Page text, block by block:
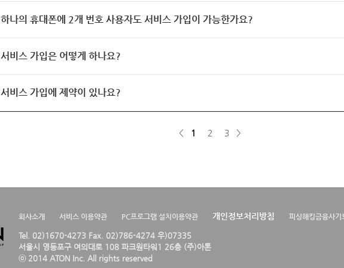
하나의 휴대폰에 2개 번호 사용자도 서비스 가입이 가능한가요?
서비스 가입은 어떻게 하나요?
서비스 가입에 제약이 있나요?
< 1 2 3 >
회사소개 서비스 이용약관 PC프로그램 설치이용약관 개인정보처리방침 피싱해킹금융사기
Tel. 02)1670-4273 Fax. 02)786-4274 우)07335
서울시 영등포구 여의대로 108 파크원타워1 26층 (주)아톤
ⓒ 2014 ATON Inc. All rights reserved